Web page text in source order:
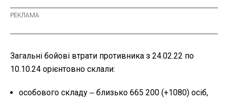
Загальні бойові втрати противника з 24.02.22 по
10.10.24 орієнтовно склали:
особового складу ‒ близько 665 200 (+1080) осіб,